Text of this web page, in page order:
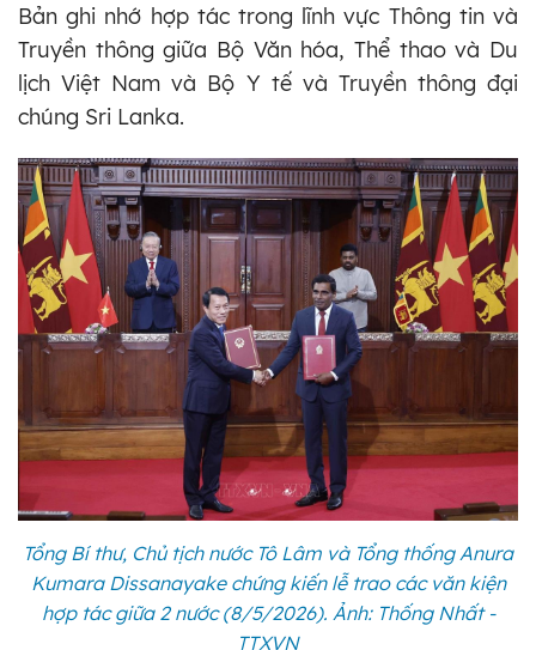
Bản ghi nhớ hợp tác trong lĩnh vực Thông tin và
Truyền thông giữa Bộ Văn hóa, Thể thao và Du
lịch Việt Nam và Bộ Y tế và Truyền thông đại
chúng Sri Lanka.
Tổng Bí thư, Chủ tịch nước Tô Lâm và Tổng thống Anura
Kumara Dissanayake chứng kiến lễ trao các văn kiện
hợp tác giữa 2 nước (8/5/2026). Ảnh: Thống Nhất -
TTXVN